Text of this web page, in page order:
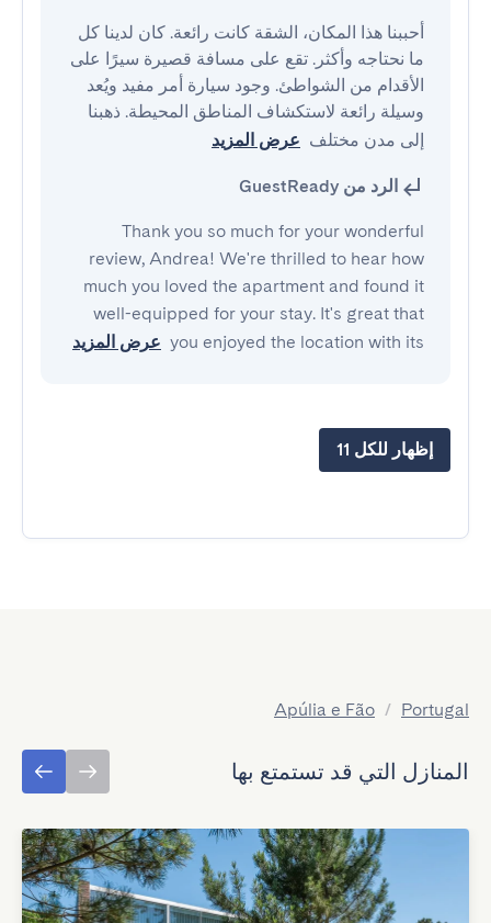
إلى مدن مختلف عرض المزيد
الرد من GuestReady
Thank you so much for your wonderful
review, Andrea! We're thrilled to hear how
much you loved the apartment and found it
well-equipped for your stay. It's great that
you enjoyed the location with its عرض المزيد
إظهار للكل 11
Portugal
/
Apúlia e Fão
المنازل التي قد تستمتع بها